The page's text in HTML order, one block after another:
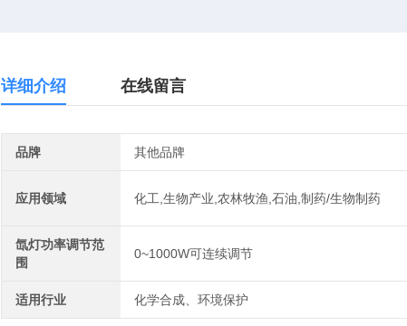
详细介绍 在线留言
品牌 其他品牌
应用领域 化工,生物产业,农林牧渔,石油,制药/生物制药
氙灯功率调节范
围
0~1000W可连续调节
适用行业 化学合成、环境保护